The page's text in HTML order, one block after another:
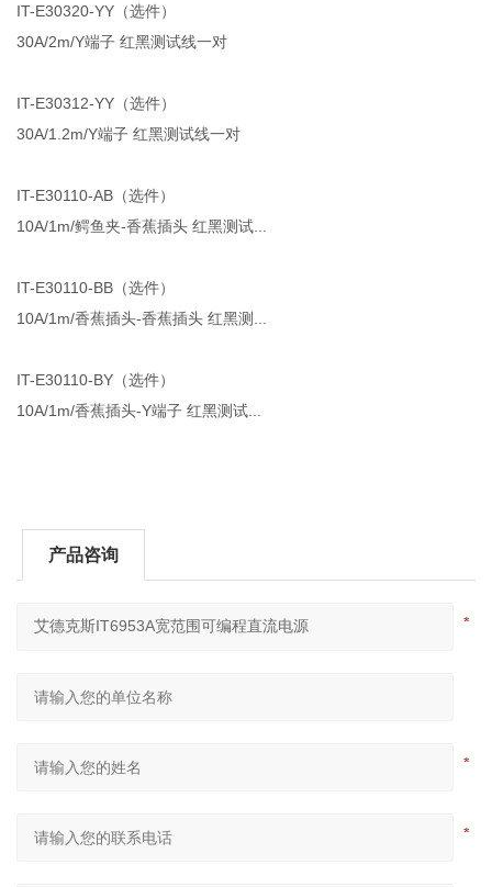
IT-E30320-YY（选件）
30A/2m/Y端子 红黑测试线一对
IT-E30312-YY（选件）
30A/1.2m/Y端子 红黑测试线一对
IT-E30110-AB（选件）
10A/1m/鳄鱼夹-香蕉插头 红黑测试...
IT-E30110-BB（选件）
10A/1m/香蕉插头-香蕉插头 红黑测...
IT-E30110-BY（选件）
10A/1m/香蕉插头-Y端子 红黑测试...
产品咨询